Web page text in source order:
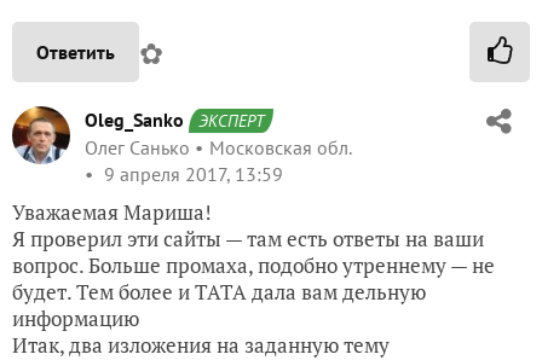
Ответить ✿
Oleg_Sanko ЭКСПЕРТ
Олег Санько
Московская обл.
9 апреля 2017, 13:59
Уважаемая Мариша!
Я проверил эти сайты — там есть ответы на ваши
вопрос. Больше промаха, подобно утреннему — не
будет. Тем более и ТАТА дала вам дельную
информацию
Итак, два изложения на заданную тему